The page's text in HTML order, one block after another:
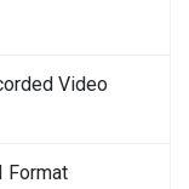
Video
Format